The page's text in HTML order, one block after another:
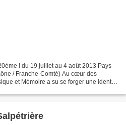
! du 19 juillet au 4 août 2013 Pays
/ Franche-Comté) Au cœur des
et Mémoire a su se forger une identité